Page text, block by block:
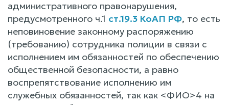
административного правонарушения,
предусмотренного ч.1 ст.19.3 КоАП РФ, то есть
неповиновение законному распоряжению
(требованию) сотрудника полиции в связи с
исполнением им обязанностей по обеспечению
общественной безопасности, а равно
воспрепятствование исполнению им
служебных обязанностей, так как <ФИО>4 на